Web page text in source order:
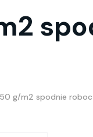
g/m2 spodnie